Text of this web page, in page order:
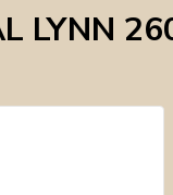
LYNN